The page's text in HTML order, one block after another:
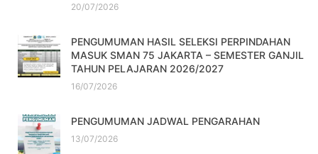
20/07/2026
PENGUMUMAN HASIL SELEKSI PERPINDAHAN
MASUK SMAN 75 JAKARTA – SEMESTER GANJIL
TAHUN PELAJARAN 2026/2027
16/07/2026
PENGUMUMAN JADWAL PENGARAHAN
13/07/2026